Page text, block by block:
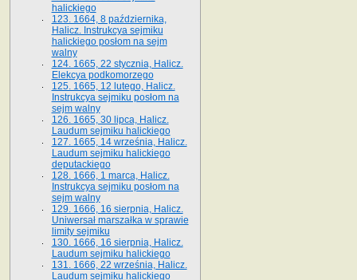
halickiego
123. 1664, 8 października,
Halicz. Instrukcya sejmiku
halickiego posłom na sejm
walny
124. 1665, 22 stycznia, Halicz.
Elekcya podkomorzego
125. 1665, 12 lutego, Halicz.
Instrukcya sejmiku posłom na
sejm walny
126. 1665, 30 lipca, Halicz.
Laudum sejmiku halickiego
127. 1665, 14 września, Halicz.
Laudum sejmiku halickiego
deputackiego
128. 1666, 1 marca, Halicz.
Instrukcya sejmiku posłom na
sejm walny
129. 1666, 16 sierpnia, Halicz.
Uniwersał marszałka w sprawie
limity sejmiku
130. 1666, 16 sierpnia, Halicz.
Laudum sejmiku halickiego
131. 1666, 22 września, Halicz.
Laudum sejmiku halickiego